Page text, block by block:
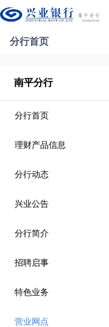
分行首页
南平分行
分行首页
理财产品信息
分行动态
兴业公告
分行简介
招聘启事
特色业务
营业网点